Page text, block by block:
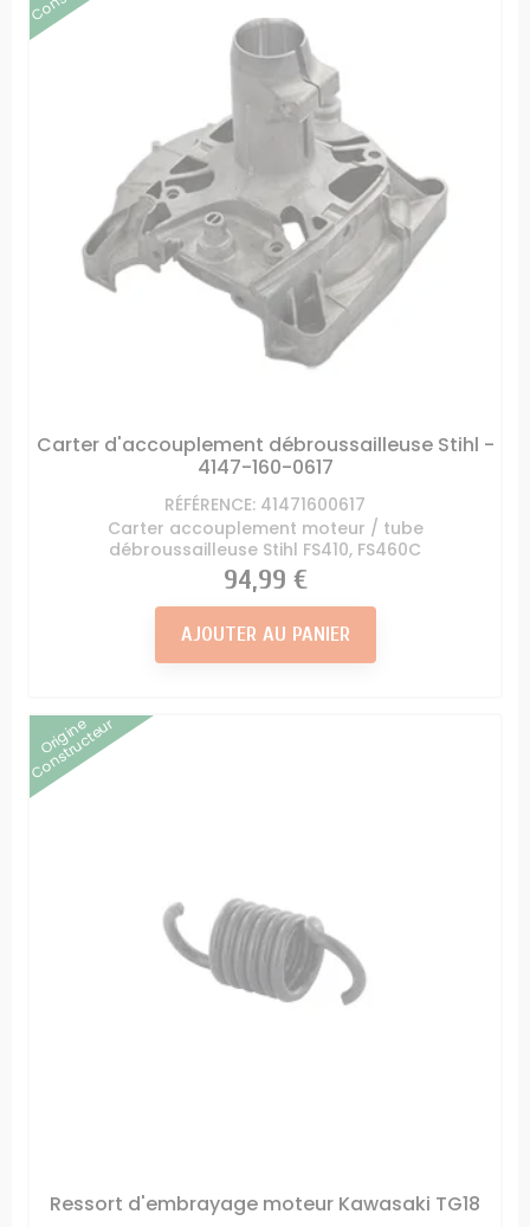
Carter d'accouplement débroussailleuse Stihl -
4147-160-0617
RÉFÉRENCE: 41471600617
Carter accouplement moteur / tube
débroussailleuse Stihl FS410, FS460C
Prix
94,99 €
AJOUTER AU PANIER
Origine
Constructeur
Ressort d'embrayage moteur Kawasaki TG18